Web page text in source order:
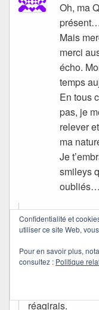
Oh, ma
Mais
merci
écho.
temps
En tous
pas, je
relever
ma
Je
smileys
dans
Merci !
J’espérais,
réagirais.
Confidentialité et
utiliser ce site Web,
Pour en savoir plus,
consultez : Politique